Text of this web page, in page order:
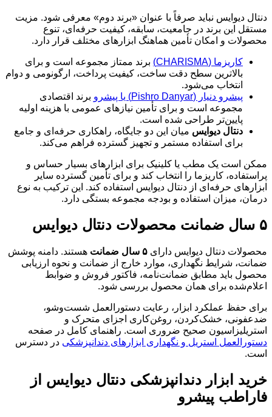
دنتال دیوایس نباید صرفاً با عنوان «برند دوم» معرفی شود. مزیت
مستقل این برند در جامعیت، سابقه، کیفیت حرفه‌ای، تنوع
محصولات و امکان تأمین هماهنگ ابزارهای مختلف قرار دارد.
کاریزما (CHARISMA)
برند ممتاز مجموعه است و برای
بالاترین سطح دقت ساخت، کیفیت پرداخت، ارگونومی و دوام
انتخاب می‌شود.
پیشرو دنیار (Pishro Danyar) یا پیشرو
برند اقتصادی
مجموعه است و برای تأمین نیازهای عمومی با هزینه اولیه
پایین‌تر طراحی شده است.
دنتال دیوایس میان این دو جایگاه، راهکاری حرفه‌ای و جامع
برای استفاده مستمر و تجهیز گسترده فراهم می‌کند.
ممکن است یک مطب یا کلینیک برای ابزارهای بسیار حساس و
پراستفاده، کاریزما را انتخاب کند و برای تأمین گسترده سایر
ابزارهای حرفه‌ای از دنتال دیوایس استفاده کند. این ترکیب به نوع
درمان، میزان استفاده و بودجه مجموعه بستگی دارد.
۵ سال ضمانت محصولات دنتال دیوایس
محصولات دنتال دیوایس دارای ۵ سال ضمانت
هستند. دامنه پوشش
ضمانت، شرایط نگهداری، موارد خارج از ضمانت و نحوه ارزیابی
محصول باید مطابق ضمانت‌نامه، فاکتور فروش و ضوابط
اعلام‌شده برای همان محصول بررسی شود.
برای حفظ عملکرد ابزار، رعایت دستورالعمل شست‌وشو،
ضدعفونی، خشک‌کردن، روغن‌کاری اجزای متحرک و
استریلیزاسیون صحیح ضروری است. راهنمای کامل در صفحه
دستورالعمل استریل و نگهداری ابزارهای دندانپزشکی در دسترس
است.
خرید ابزار دندانپزشکی دنتال دیوایس از
فاراطب پیشرو